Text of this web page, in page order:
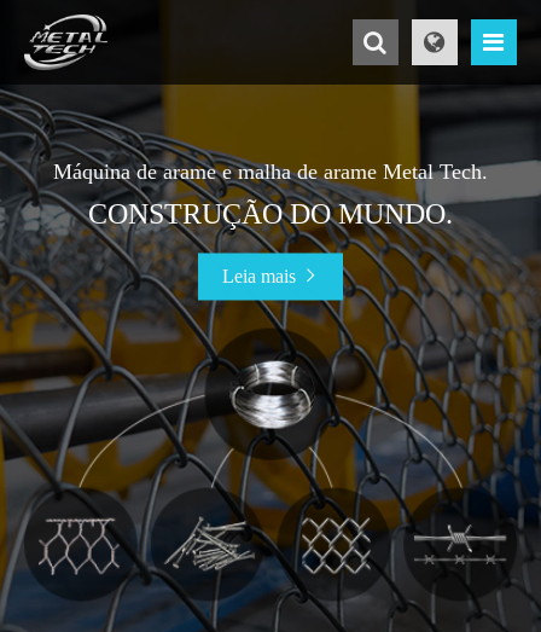
Máquina de arame e malha de arame Metal Tech.
CONSTRUÇÃO DO MUNDO.
Leia mais 